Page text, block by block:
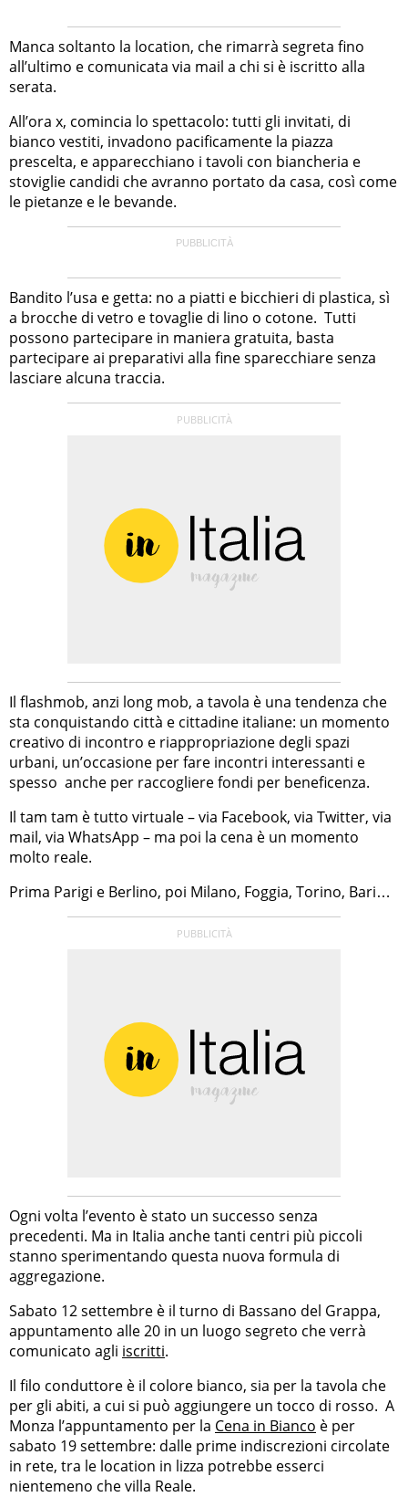
Manca soltanto la location, che rimarrà segreta fino
all’ultimo e comunicata via mail a chi si è iscritto alla
serata.
All’ora x, comincia lo spettacolo: tutti gli invitati, di
bianco vestiti, invadono pacificamente la piazza
prescelta, e apparecchiano i tavoli con biancheria e
stoviglie candidi che avranno portato da casa, così come
le pietanze e le bevande.
Bandito l’usa e getta: no a piatti e bicchieri di plastica, sì
a brocche di vetro e tovaglie di lino o cotone. Tutti
possono partecipare in maniera gratuita, basta
partecipare ai preparativi alla fine sparecchiare senza
lasciare alcuna traccia.
Il flashmob, anzi long mob, a tavola è una tendenza che
sta conquistando città e cittadine italiane: un momento
creativo di incontro e riappropriazione degli spazi
urbani, un’occasione per fare incontri interessanti e
spesso anche per raccogliere fondi per beneficenza.
Il tam tam è tutto virtuale – via Facebook, via Twitter, via
mail, via WhatsApp – ma poi la cena è un momento
molto reale.
Prima Parigi e Berlino, poi Milano, Foggia, Torino, Bari…
Ogni volta l’evento è stato un successo senza
precedenti. Ma in Italia anche tanti centri più piccoli
stanno sperimentando questa nuova formula di
aggregazione.
Sabato 12 settembre è il turno di Bassano del Grappa,
appuntamento alle 20 in un luogo segreto che verrà
comunicato agli iscritti.
Il filo conduttore è il colore bianco, sia per la tavola che
per gli abiti, a cui si può aggiungere un tocco di rosso. A
Monza l’appuntamento per la Cena in Bianco è per
sabato 19 settembre: dalle prime indiscrezioni circolate
in rete, tra le location in lizza potrebbe esserci
nientemeno che villa Reale.